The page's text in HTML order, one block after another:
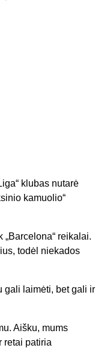
klubas nutarė
kamuolio“
„Barcelona“ reikalai.
todėl niekados
gali laimėti, bet gali ir
Aišku, mums
retai patiria